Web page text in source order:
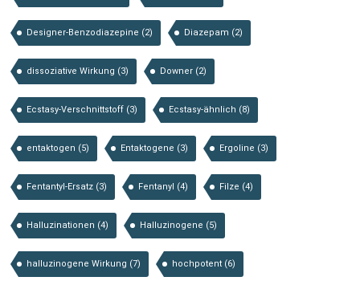
Designer-Benzodiazepine (2) Diazepam (2)
dissoziative Wirkung (3) Downer (2)
Ecstasy-Verschnittstoff (3) Ecstasy-ähnlich (8)
entaktogen (5) Entaktogene (3) Ergoline (3)
Fentantyl-Ersatz (3) Fentanyl (4) Filze (4)
Halluzinationen (4) Halluzinogene (5)
halluzinogene Wirkung (7) hochpotent (6)